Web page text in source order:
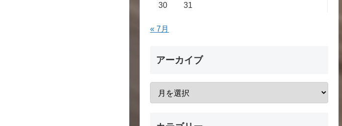
30
31
« 7月
アーカイブ